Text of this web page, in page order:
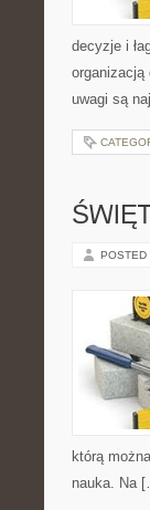
decyzje i
organizacją
uwagi są
POSTED
którą
nauka. Na